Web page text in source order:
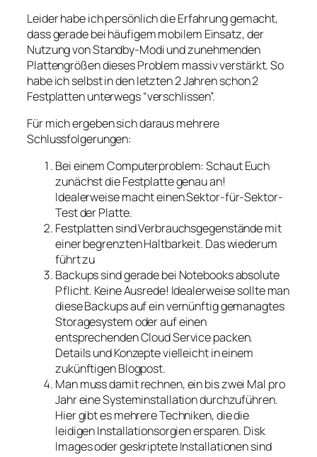
Leider habe ich persönlich die Erfahrung gemacht,
dass gerade bei häufigem mobilem Einsatz, der
Nutzung von Standby-Modi und zunehmenden
Plattengrößen dieses Problem massiv verstärkt. So
habe ich selbst in den letzten 2 Jahren schon 2
Festplatten unterwegs “verschlissen”.
Für mich ergeben sich daraus mehrere
Schlussfolgerungen:
Bei einem Computerproblem: Schaut Euch
zunächst die Festplatte genau an!
Idealerweise macht einen Sektor-für-Sektor-
Test der Platte.
Festplatten sind Verbrauchsgegenstände mit
einer begrenzten Haltbarkeit. Das wiederum
führt zu
Backups sind gerade bei Notebooks absolute
Pflicht. Keine Ausrede! Idealerweise sollte man
diese Backups auf ein vernünftig gemanagtes
Storagesystem oder auf einen
entsprechenden Cloud Service packen.
Details und Konzepte vielleicht in einem
zukünftigen Blogpost.
Man muss damit rechnen, ein bis zwei Mal pro
Jahr eine Systeminstallation durchzuführen.
Hier gibt es mehrere Techniken, die die
leidigen Installationsorgien ersparen. Disk
Images oder geskriptete Installationen sind